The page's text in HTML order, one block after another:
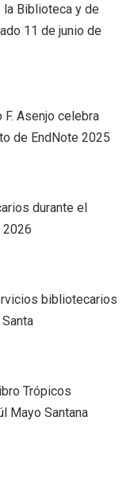
Biblioteca y de
11 de junio de
Asenjo celebra
de EndNote 2025
durante el
2026
bibliotecarios
Trópicos
Mayo Santana